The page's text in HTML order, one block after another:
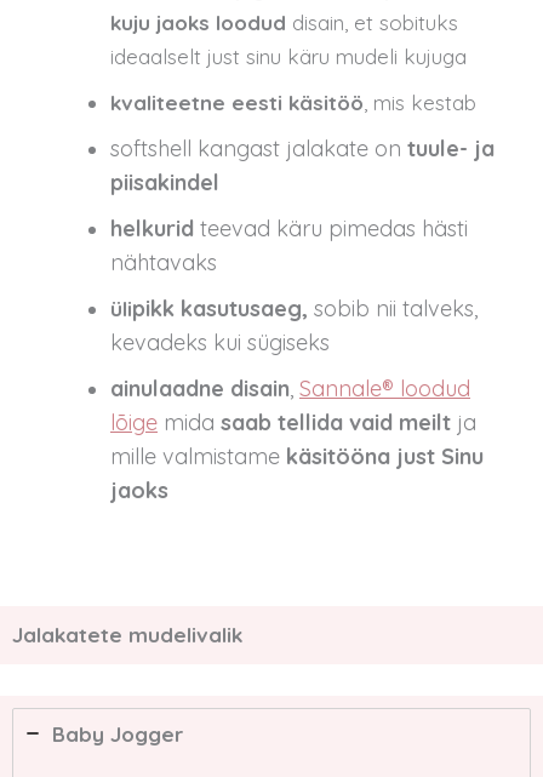
kuju jaoks loodud disain, et sobituks
ideaalselt just sinu käru mudeli kujuga
kvaliteetne eesti käsitöö, mis kestab
softshell kangast jalakate on tuule- ja
piisakindel
helkurid teevad käru pimedas hästi
nähtavaks
ülipikk kasutusaeg, sobib nii talveks,
kevadeks kui sügiseks
ainulaadne disain, Sannale® loodud
lõige mida saab tellida vaid meilt ja
mille valmistame käsitööna just Sinu
jaoks
Jalakatete mudelivalik
Baby Jogger